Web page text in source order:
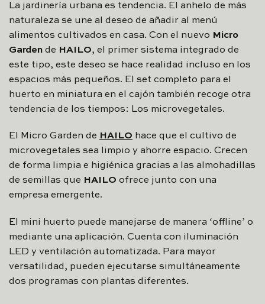
La jardinería urbana es tendencia. El anhelo de más
naturaleza se une al deseo de añadir al menú
alimentos cultivados en casa. Con el nuevo Micro
Garden de HAILO, el primer sistema integrado de
este tipo, este deseo se hace realidad incluso en los
espacios más pequeños. El set completo para el
huerto en miniatura en el cajón también recoge otra
tendencia de los tiempos: Los microvegetales.
El Micro Garden de HAILO hace que el cultivo de
microvegetales sea limpio y ahorre espacio. Crecen
de forma limpia e higiénica gracias a las almohadillas
de semillas que HAILO ofrece junto con una
empresa emergente.
El mini huerto puede manejarse de manera ‘offline’ o
mediante una aplicación. Cuenta con iluminación
LED y ventilación automatizada. Para mayor
versatilidad, pueden ejecutarse simultáneamente
dos programas con plantas diferentes.